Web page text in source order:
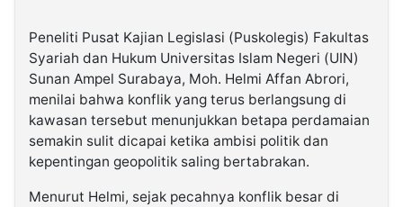
Peneliti Pusat Kajian Legislasi (Puskolegis) Fakultas
Syariah dan Hukum Universitas Islam Negeri (UIN)
Sunan Ampel Surabaya, Moh. Helmi Affan Abrori,
menilai bahwa konflik yang terus berlangsung di
kawasan tersebut menunjukkan betapa perdamaian
semakin sulit dicapai ketika ambisi politik dan
kepentingan geopolitik saling bertabrakan.
Menurut Helmi, sejak pecahnya konflik besar di